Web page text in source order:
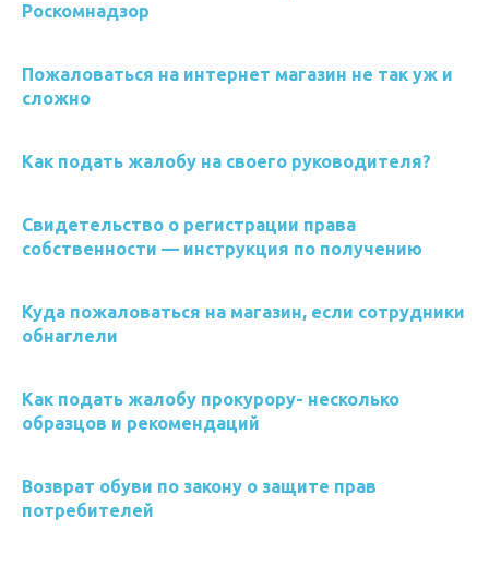
Роскомнадзор
Пожаловаться на интернет магазин не так уж и
сложно
Как подать жалобу на своего руководителя?
Свидетельство о регистрации права
собственности — инструкция по получению
Куда пожаловаться на магазин, если сотрудники
обнаглели
Как подать жалобу прокурору- несколько
образцов и рекомендаций
Возврат обуви по закону о защите прав
потребителей